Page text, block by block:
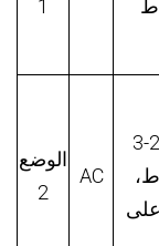
1
الوضع
2
AC
حوالي 2-3